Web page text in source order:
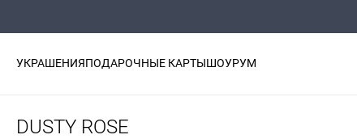
УКРАШЕНИЯПОДАРОЧНЫЕ КАРТЫШОУРУМ
DUSTY ROSE